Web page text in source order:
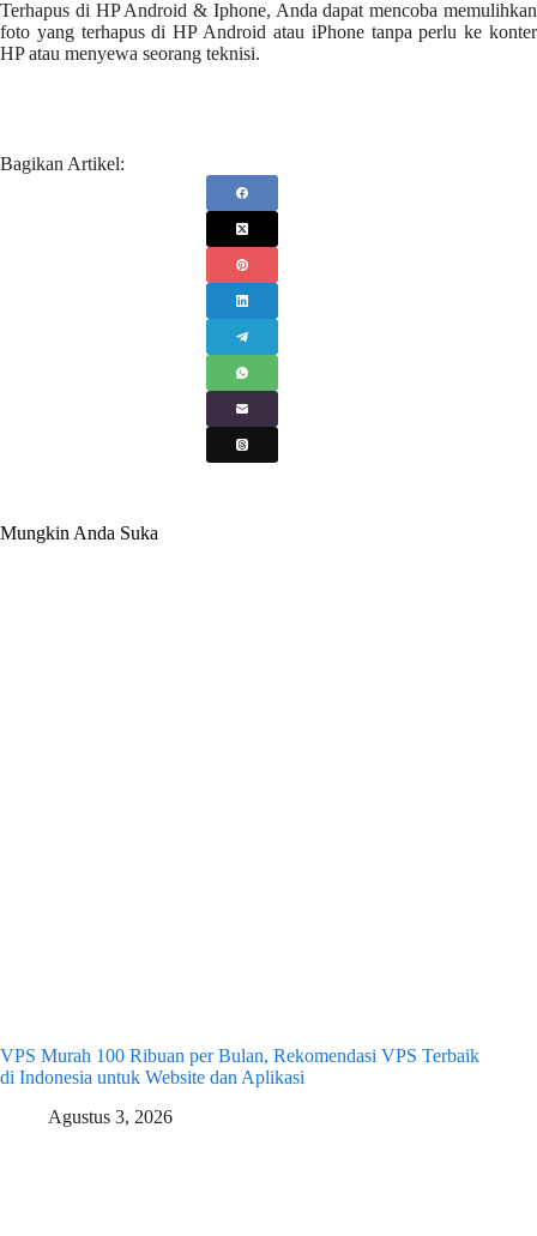
Terhapus di HP Android & Iphone, Anda dapat mencoba memulihkan
foto yang terhapus di HP Android atau iPhone tanpa perlu ke konter
HP atau menyewa seorang teknisi.
Bagikan Artikel:
Mungkin Anda Suka
VPS Murah 100 Ribuan per Bulan, Rekomendasi VPS Terbaik
di Indonesia untuk Website dan Aplikasi
Agustus 3, 2026